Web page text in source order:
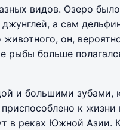
видов. Озеро
а сам
животного, он,
рыбы больше
и большими зубами,
к жизни
в реках Южной Азии.